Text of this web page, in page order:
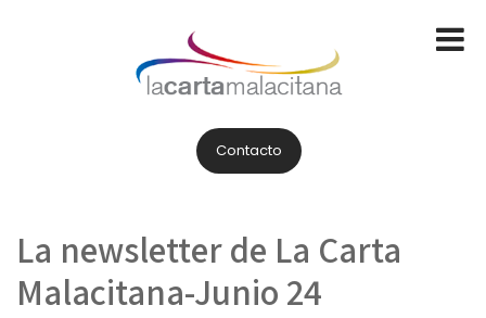
Contacto
La newsletter de La Carta
Malacitana-Junio 24